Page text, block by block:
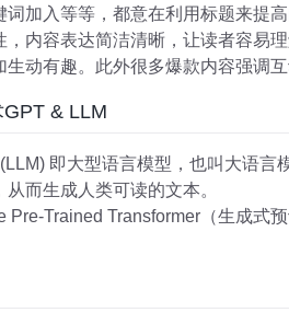
词加入等等，都意在利用标题来提
，内容表达简洁清晰，让读者容易
动有趣。此外很多爆款内容强调
& LLM
即大型语言模型，也叫大语
而生成人类可读的文本。
Pre-Trained Transformer（生成式